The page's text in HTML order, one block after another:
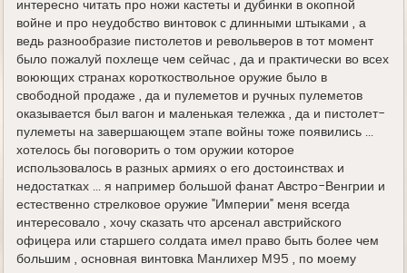
интересно читать про ножи кастеты и дубинки в окопной
войне и про неудобство винтовок с длинными штыками , а
ведь разнообразие пистолетов и револьверов в тот момент
было пожалуй похлеще чем сейчас , да и практически во всех
воюющих странах короткоствольное оружие было в
свободной продаже , да и пулеметов и ручных пулеметов
оказывается был вагон и маленькая тележка , да и пистолет-
пулеметы на завершающем этапе войны тоже появились ...
хотелось бы поговорить о том оружии которое
использовалось в разных армиях о его достоинствах и
недостатках ... я например большой фанат Австро-Венгрии и
естественно стрелковое оружие "Империи" меня всегда
интересовало , хочу сказать что арсенал австрийского
офицера или старшего солдата имел право быть более чем
большим , основная винтовка Манлихер М95 , по моему